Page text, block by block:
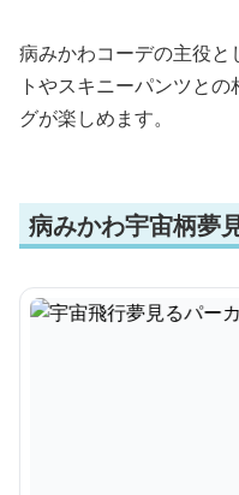
病みかわコーデの主役
トやスキニーパンツと
グが楽しめます。
病みかわ宇宙柄夢